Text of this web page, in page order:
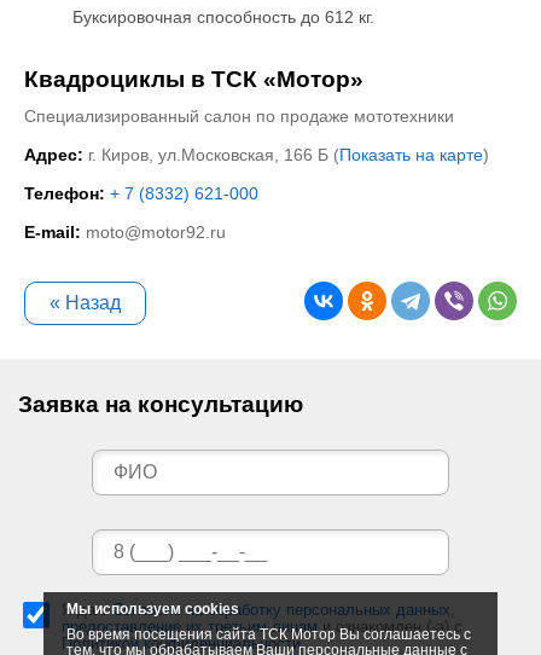
Мы используем cookies
Во время посещения сайта ТСК Мотор Вы соглашаетесь с
тем, что мы обрабатываем Ваши персональные данные с
Буксировочная способность до 612 кг.
Квадроциклы в ТСК «Мотор»
Специализированный салон по продаже мототехники
Адрес: г. Киров, ул.Московская, 166 Б (Показать на карте)
Телефон: + 7 (8332) 621-000
E-mail: moto@motor92.ru
« Назад
Заявка на консультацию
Я даюСогласие на обработку персональных данных,
предоставление их третьим лицами ознакомлен (-а) c
Политикой конфиденциальности.